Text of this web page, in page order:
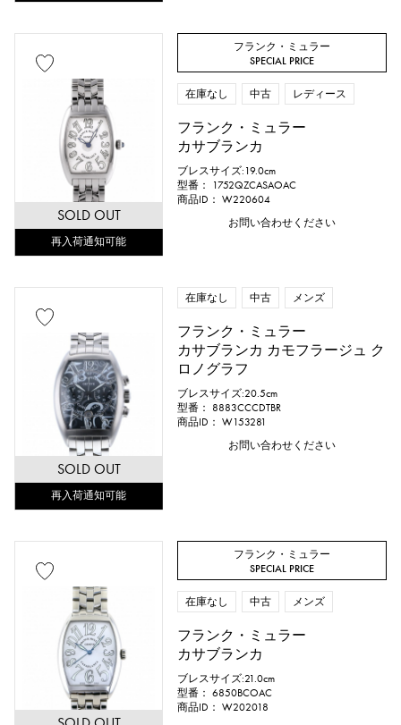
SOLD OUT
再入荷通知可能
フランク・ミュラー
SPECIAL PRICE
在庫なし 中古 レディース
フランク・ミュラー
カサブランカ
ブレスサイズ:19.0cm
型番： 1752QZCASAOAC
商品ID： W220604
お問い合わせください
SOLD OUT
再入荷通知可能
在庫なし 中古 メンズ
フランク・ミュラー
カサブランカ カモフラージュ ク
ロノグラフ
ブレスサイズ:20.5cm
型番： 8883CCCDTBR
商品ID： W153281
お問い合わせください
フランク・ミュラー
SPECIAL PRICE
在庫なし 中古 メンズ
フランク・ミュラー
カサブランカ
ブレスサイズ:21.0cm
型番： 6850BCOAC
商品ID： W202018